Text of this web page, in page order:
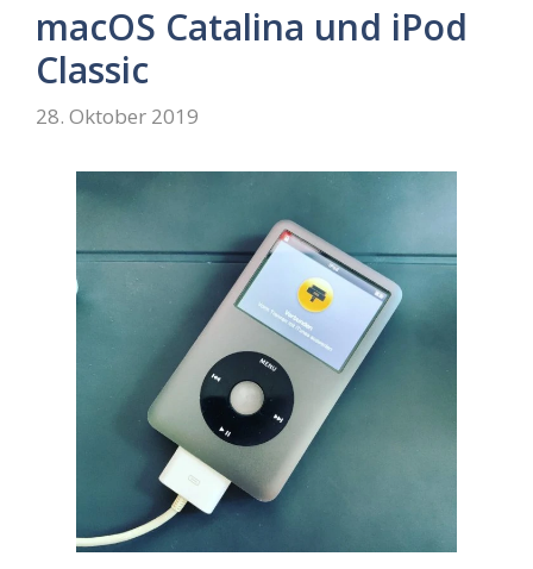
macOS Catalina und iPod
Classic
28. Oktober 2019